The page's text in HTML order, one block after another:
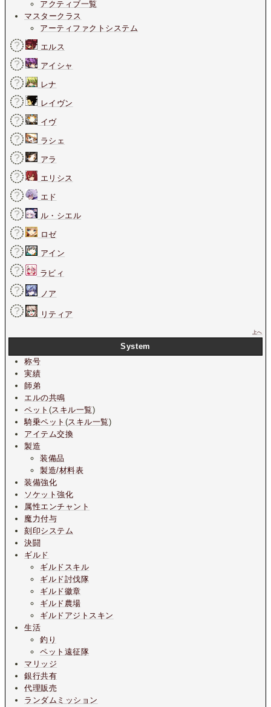
アクティブ一覧
マスタークラス
アーティファクトシステム
エルス
アイシャ
レナ
レイヴン
イヴ
ラシェ
アラ
エリシス
エド
ル・シエル
ロゼ
アイン
ラビィ
ノア
リティア
上へ
System
称号
実績
師弟
エルの共鳴
ペット (スキル一覧)
騎乗ペット (スキル一覧)
アイテム交換
製造
装備品
製造/材料表
装備強化
ソケット強化
属性エンチャント
魔力付与
刻印システム
決闘
ギルド
ギルドスキル
ギルド討伐隊
ギルド徽章
ギルド農場
ギルドアジトスキン
生活
釣り
ペット遠征隊
マリッジ
銀行共有
代理販売
ランダムミッション